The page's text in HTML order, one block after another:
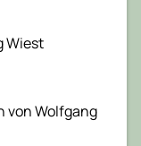
Wiest
von Wolfgang